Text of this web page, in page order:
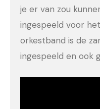
je er van zou
ingespeeld voor
orkestband is de
ingespeeld en ook